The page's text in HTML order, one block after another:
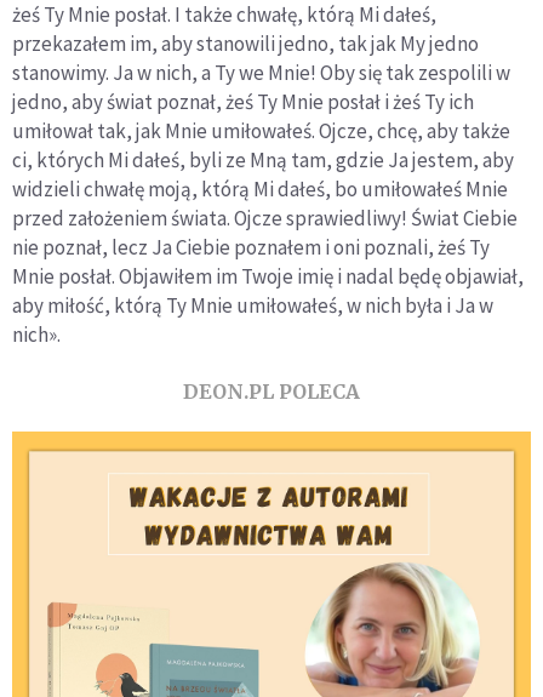
żeś Ty Mnie posłał. I także chwałę, którą Mi dałeś,
przekazałem im, aby stanowili jedno, tak jak My jedno
stanowimy. Ja w nich, a Ty we Mnie! Oby się tak zespolili w
jedno, aby świat poznał, żeś Ty Mnie posłał i żeś Ty ich
umiłował tak, jak Mnie umiłowałeś. Ojcze, chcę, aby także
ci, których Mi dałeś, byli ze Mną tam, gdzie Ja jestem, aby
widzieli chwałę moją, którą Mi dałeś, bo umiłowałeś Mnie
przed założeniem świata. Ojcze sprawiedliwy! Świat Ciebie
nie poznał, lecz Ja Ciebie poznałem i oni poznali, żeś Ty
Mnie posłał. Objawiłem im Twoje imię i nadal będę objawiał,
aby miłość, którą Ty Mnie umiłowałeś, w nich była i Ja w
nich».
DEON.PL POLECA